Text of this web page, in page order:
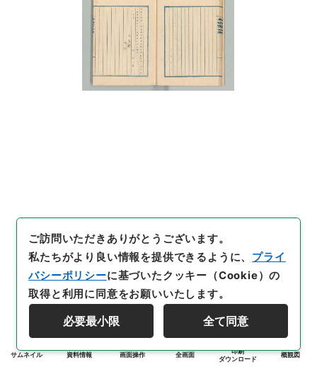
サムネイル 資料情報 画面操作 全画面
印刷
ダウンロード
概観図
ご訪問いただきありがとうございます。
私たちがより良い情報を提供できるように、 プライ
バシーポリシーに基づいたクッキー（Cookie）の
取得と利用に同意をお願いいたします。
必要最小限 全て同意